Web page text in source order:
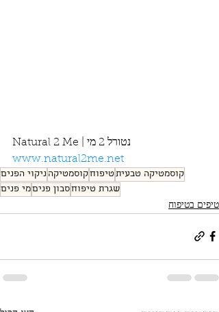
Natural 2 Me | נטורל 2 מי
www.natural2me.net
קוסמטיקה טבעיתטיפוחקוסמטיקה ניקוי הפנים
שגרת טיפוחסבון פניםמי פנים
טיפים בטיפוח